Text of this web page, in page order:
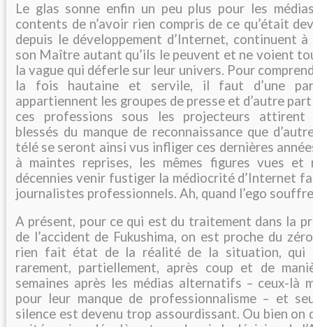
Le glas sonne enfin un peu plus pour les
contents de n’avoir rien compris de ce qu’était
depuis le développement d’Internet, continuent
son Maître autant qu’ils le peuvent et ne voient
la vague qui déferle sur leur univers. Pour
la fois hautaine et servile, il faut d’une
appartiennent les groupes de presse et d’autre
ces professions sous les projecteurs attirent
blessés du manque de reconnaissance que
télé se seront ainsi vus infliger ces dernières
à maintes reprises, les mêmes figures vues et
décennies venir fustiger la médiocrité d’Internet
journalistes professionnels. Ah, quand l’ego
A présent, pour ce qui est du traitement dans la
de l’accident de Fukushima, on est proche du
rien fait état de la réalité de la situation, qui
rarement, partiellement, après coup et de
semaines après les médias alternatifs – ceux-là
pour leur manque de professionnalisme – et
silence est devenu trop assourdissant. Ou bien on